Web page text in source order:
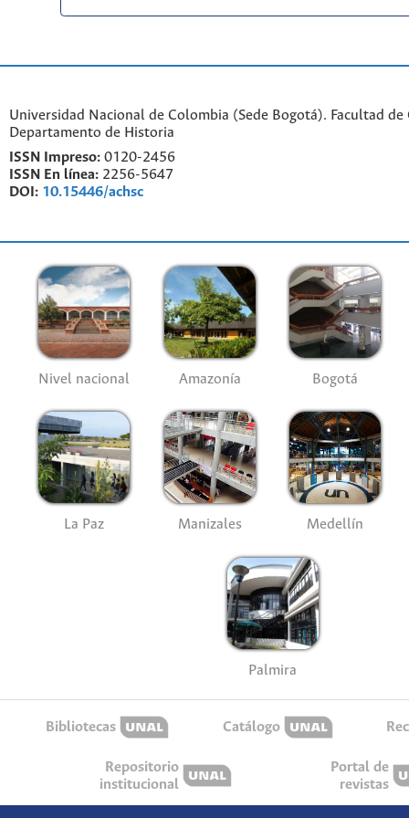
Universidad Nacional de Colombia (Sede Bogotá). Facultad de
Departamento de Historia
ISSN Impreso: 0120-2456
ISSN En línea: 2256-5647
DOI: 10.15446/achsc
Nivel nacional Amazonía Bogotá
La Paz Manizales Medellín
Palmira
Bibliotecas Catálogo
Repositorio
institucional
Portal de
revistas